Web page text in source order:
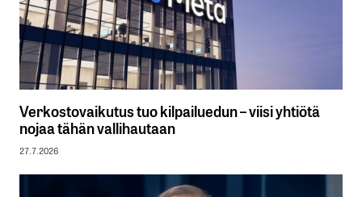
Verkostovaikutus tuo kilpailuedun – viisi yhtiötä
nojaa tähän vallihautaan
27.7.2026